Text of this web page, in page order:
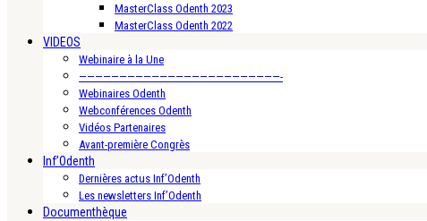
MasterClass Odenth 2023
MasterClass Odenth 2022
VIDEOS
Webinaire à la Une
—————————————————————————-
Webinaires Odenth
Webconférences Odenth
Vidéos Partenaires
Avant-première Congrès
Inf’Odenth
Dernières actus Inf’Odenth
Les newsletters Inf’Odenth
Documenthèque